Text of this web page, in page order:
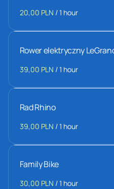
/
Rower elektryczny
/
Rad Rhino
/
Family Bike
/